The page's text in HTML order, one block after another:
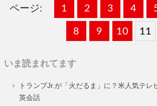
ページ:
固
ー
ジ
1 ,
固
ジ
2 ,
固
定
ジ
3 ,
固
定
ジ
4 ,
固
ー
8 ,
固
ー
9 ,
固
ー
10 ,
固
ー
11
いま読まれてます
トランプJr.が「火だるま」に？米人気テレ
英会話